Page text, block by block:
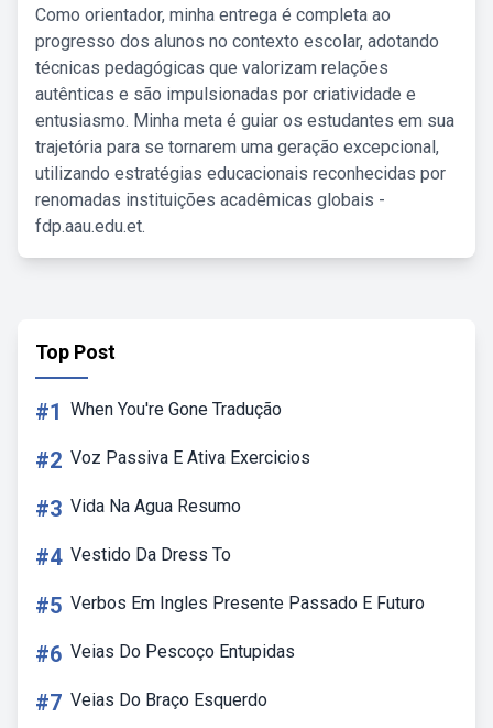
Como orientador, minha entrega é completa ao
progresso dos alunos no contexto escolar, adotando
técnicas pedagógicas que valorizam relações
autênticas e são impulsionadas por criatividade e
entusiasmo. Minha meta é guiar os estudantes em sua
trajetória para se tornarem uma geração excepcional,
utilizando estratégias educacionais reconhecidas por
renomadas instituições acadêmicas globais -
fdp.aau.edu.et.
Top Post
#1 When You're Gone Tradução
#2 Voz Passiva E Ativa Exercicios
#3 Vida Na Agua Resumo
#4 Vestido Da Dress To
#5 Verbos Em Ingles Presente Passado E Futuro
#6 Veias Do Pescoço Entupidas
#7 Veias Do Braço Esquerdo